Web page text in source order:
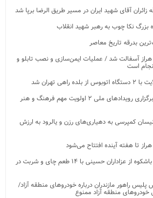
بزرگ نکا چوب به رهبر شهید انقلاب
بدرقه تاریخ معاصر
آسفالت شد / عملیات ایمن‌سازی و نصب تابلو و
است
تهران شد
توسعه باغ هنر و برگزاری رویدادهای ملی ۲ اولویت مهم فرهنگ و هنر
نیسان کمپرسی به دهیاری‌های رزن و یالرود به ارزش
تا هفته آینده افتتاح می‌شود
پذیرایی متفاوت و باشکوه از عزاداران حسینی با ۱۴ طعم چای و شربت در
راهور مازندران درباره خودروهای منطقه آزاد/
خودروهای منطقه آزاد ممنوع